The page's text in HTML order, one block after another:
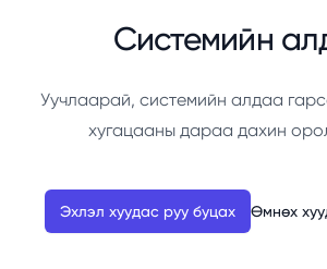
Системийн
Уучлаарай, системийн алдаа
хугацааны дараа дахин
Эхлэл хуудас руу буцах Өмнөх